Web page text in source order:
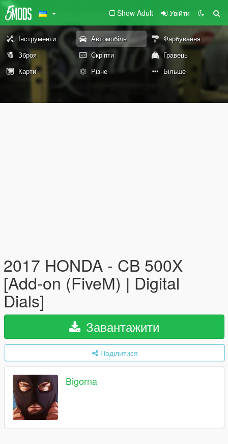
Show Adult Увійти
Інструменти Автомобіль
Фарбування
Зброя
Скріпти
Гравець
Карти
Різне Більше
2017 HONDA - CB 500X
[Add-on (FiveM) | Digital
Dials]
Завантажити
Поділитися
Bigorna